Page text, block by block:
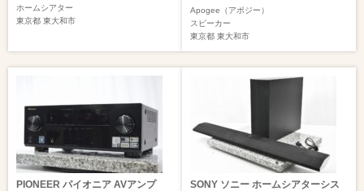
ホームシアター
東京都 東大和市
Apogee（アポジー）
スピーカー
東京都 東大和市
PIONEER パイオニア AVアンプ
SONY ソニー ホームシアターシス